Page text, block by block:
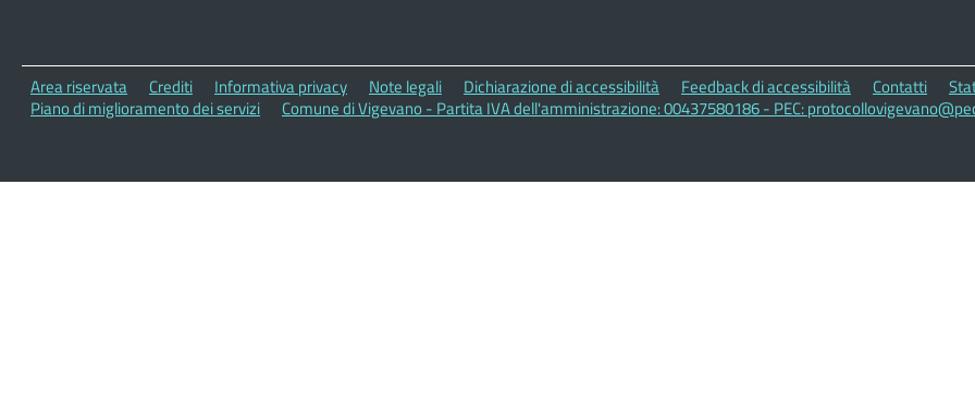
Area riservata Crediti Informativa privacy Note legali Dichiarazione di accessibilità Feedback di accessibilità Contatti
Piano di miglioramento dei servizi
Comune di Vigevano - Partita IVA dell'amministrazione: 00437580186 - PEC: